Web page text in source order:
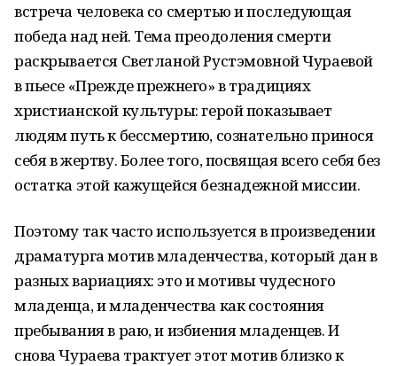
встреча человека со смертью и последующая
победа над ней. Тема преодоления смерти
раскрывается Светланой Рустэмовной Чураевой
в пьесе «Прежде прежнего» в традициях
христианской культуры: герой показывает
людям путь к бессмертию, сознательно принося
себя в жертву. Более того, посвящая всего себя без
остатка этой кажущейся безнадежной миссии.
Поэтому так часто используется в произведении
драматурга мотив младенчества, который дан в
разных вариациях: это и мотивы чудесного
младенца, и младенчества как состояния
пребывания в раю, и избиения младенцев. И
снова Чураева трактует этот мотив близко к